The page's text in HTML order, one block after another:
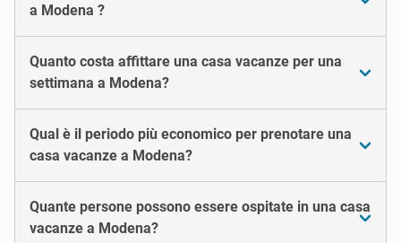
a Modena ?
Quanto costa affittare una casa vacanze per una
settimana a Modena?
Qual è il periodo più economico per prenotare una
casa vacanze a Modena?
Quante persone possono essere ospitate in una casa
vacanze a Modena?